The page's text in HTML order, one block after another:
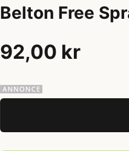
Belton Free
92,00 kr